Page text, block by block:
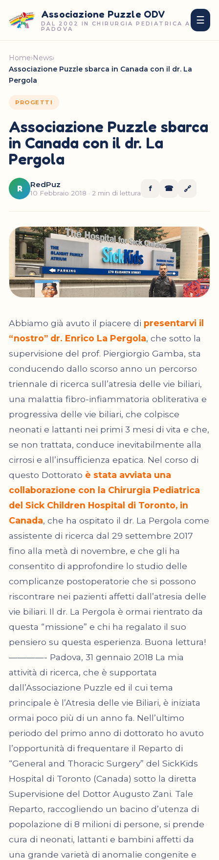
Associazione Puzzle ODV
DAL 2002 IN CHIRURGIA PEDIATRICA A
PADOVA
☰
Home›News›
Associazione Puzzle sbarca in Canada con il dr. La
Pergola
PROGETTI
Associazione Puzzle sbarca
in Canada con il dr. La
Pergola
R RedPuz
10 Febbraio 2018 · 2 min di lettura f ☎ 🔗
Abbiamo già avuto il piacere di presentarvi il
“nostro” dr. Enrico La Pergola, che sotto la
supervisione del prof. Piergiorgio Gamba, sta
conducendo dallo scorso anno un percorso
triennale di ricerca sull’atresia delle vie biliari,
una malattia fibro-infiammatoria obliterativa e
progressiva delle vie biliari, che colpisce
neonati e lattanti nei primi 3 mesi di vita e che,
se non trattata, conduce inevitabilmente alla
cirrosi e all’insufficienza epatica. Nel corso di
questo Dottorato è stata avviata una
collaborazione con la Chirurgia Pediatrica
del Sick Children Hospital di Toronto, in
Canada, che ha ospitato il dr. La Pergola come
assistente di ricerca dal 29 settembre 2017
fino alla metà di novembre, e che gli ha
consentito di approfondire lo studio delle
complicanze postoperatorie che si possono
riscontrare nei pazienti affetti dall’atresia delle
vie biliari. Il dr. La Pergola è ormai rientrato da
questa “missione” e chi ha regalato il suo
pensiero su questa esperienza. Buona lettura!
————- Padova, 31 gennaio 2018 La mia
attività di ricerca, che è supportata
dall’Associazione Puzzle ed il cui tema
principale è l’Atresia delle vie Biliari, è iniziata
ormai poco più di un anno fa. Nell’ultimo
periodo del primo anno di dottorato ho avuto
l’opportunità di frequentare il Reparto di
“General and Thoracic Surgery” del SickKids
Hospital di Toronto (Canada) sotto la diretta
Supervisione del Dottor Augusto Zani. Tale
Reparto, raccogliendo un bacino d’utenza di
popolazione di 8 milioni di persone, si prende
cura di neonati, lattanti e bambini affetti da
una grande varietà di anomalie congenite e